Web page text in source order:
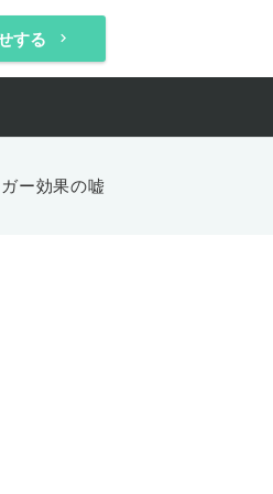
する keyboard_arrow_right
ー効果の嘘